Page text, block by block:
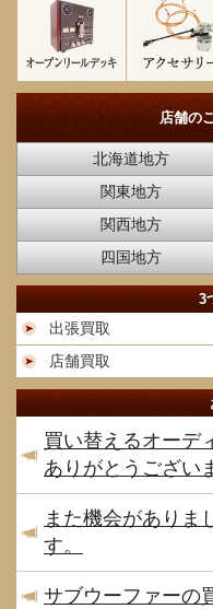
店舗の
北海道地方
関東地方
関西地方
四国地方
3
出張買取
店舗買取
買い替えるオーデ
ありがとうござい
また機会がありま
す。
サブウーファーの